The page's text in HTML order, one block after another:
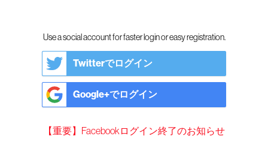
Use a social account for faster login or easy registration.
Twitterでログイン
Google+でログイン
【重要】Facebookログイン終了のお知らせ